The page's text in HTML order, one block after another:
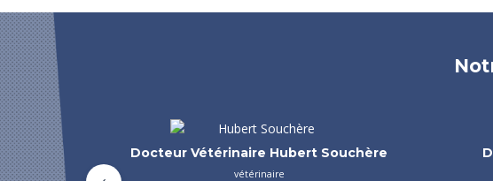
Docteur Vétérinaire Natacha BENSA
vétérinaire